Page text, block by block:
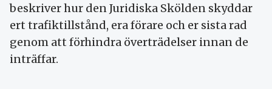
beskriver hur den Juridiska Skölden skyddar
ert trafiktillstånd, era förare och er sista rad
genom att förhindra överträdelser innan de
inträffar.